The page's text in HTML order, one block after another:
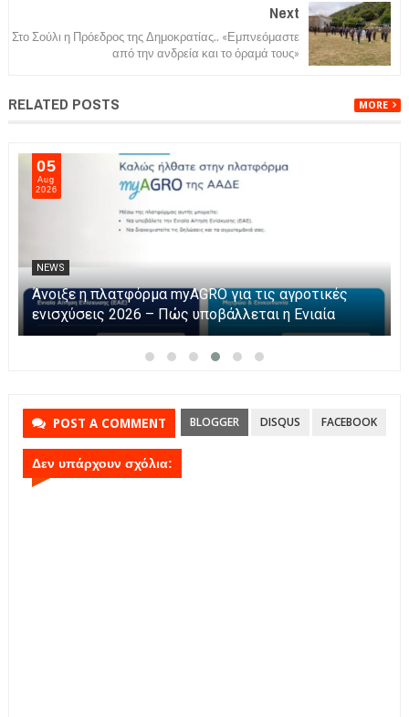
Next
Στο Σούλι η Πρόεδρος της Δημοκρατίας.. «Εμπνεόμαστε
από την ανδρεία και το όραμά τους»
RELATED POSTS MORE
05
Aug
2026
NEWS
Η Καινοτομία στα ταξίδια μόνο στο Skarpos Tours
Parga
POST A COMMENT BLOGGER DISQUS FACEBOOK
Δεν υπάρχουν σχόλια: